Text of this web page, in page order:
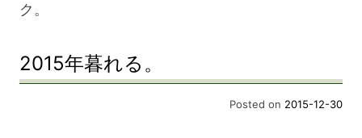
ク。
2015年暮れる。
Posted on 2015-12-30